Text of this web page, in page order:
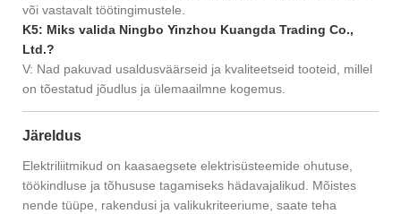
või vastavalt töötingimustele.
K5: Miks valida Ningbo Yinzhou Kuangda Trading Co.,
Ltd.?
V: Nad pakuvad usaldusväärseid ja kvaliteetseid tooteid, millel
on tõestatud jõudlus ja ülemaailmne kogemus.
Järeldus
Elektriliitmikud on kaasaegsete elektrisüsteemide ohutuse,
töökindluse ja tõhususe tagamiseks hädavajalikud. Mõistes
nende tüüpe, rakendusi ja valikukriteeriume, saate teha